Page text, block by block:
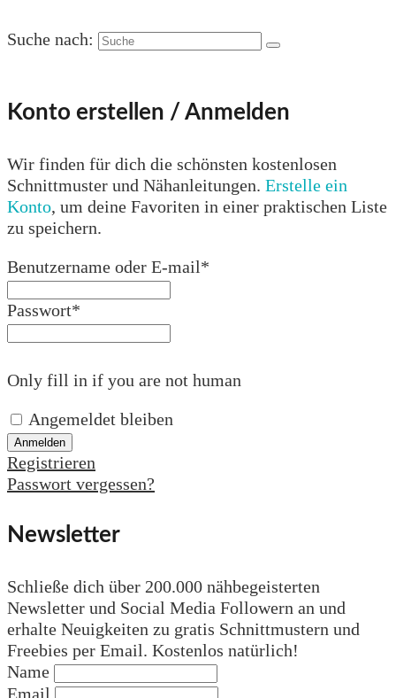
Suche nach:
Konto erstellen / Anmelden
Wir finden für dich die schönsten kostenlosen
Schnittmuster und Nähanleitungen. Erstelle ein
Konto, um deine Favoriten in einer praktischen Liste
zu speichern.
Benutzername oder E-mail*
Passwort*
Only fill in if you are not human
Angemeldet bleiben
Registrieren
Passwort vergessen?
Newsletter
Schließe dich über 200.000 nähbegeisterten
Newsletter und Social Media Followern an und
erhalte Neuigkeiten zu gratis Schnittmustern und
Freebies per Email. Kostenlos natürlich!
Name
Email